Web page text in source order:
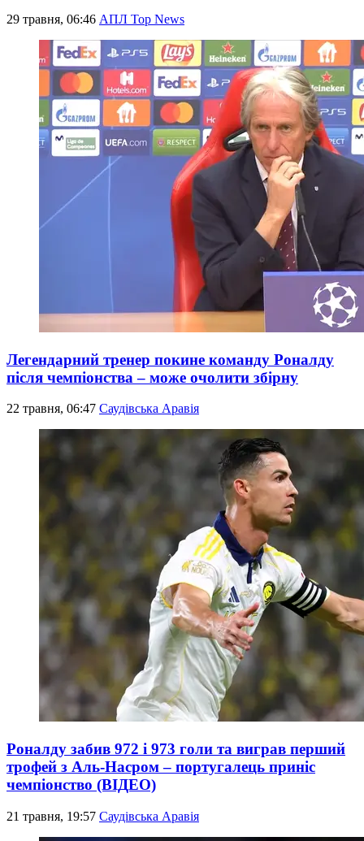
29 травня, 06:46 АПЛ Top News
Легендарний тренер покине команду Роналду
після чемпіонства – може очолити збірну
22 травня, 06:47 Саудівська Аравія
Роналду забив 972 і 973 голи та виграв перший
трофей з Аль-Насром – португалець приніс
чемпіонство (ВІДЕО)
21 травня, 19:57 Саудівська Аравія